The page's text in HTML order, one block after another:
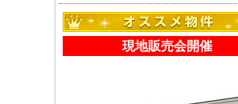
現地販売会開催